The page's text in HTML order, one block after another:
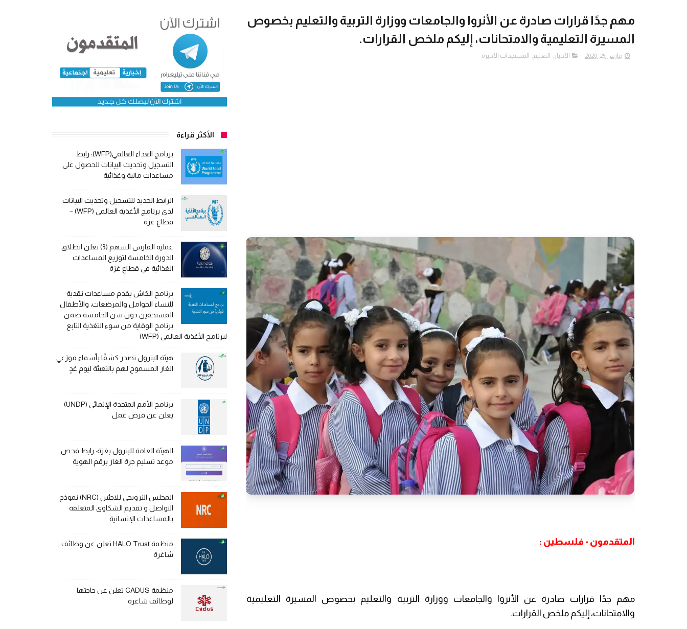
مهم جدًا قرارات صادرة عن الأنروا والجامعات ووزارة التربية والتعليم بخصوص
المسيرة التعليمية والامتحانات، إليكم ملخص القرارات.
مارس 25, 2020 الأخبار , التعليم, المستجدات الأخيرة
المتقدمون - فلسطين :
مهم جدًا قرارات صادرة عن الأنروا والجامعات ووزارة التربية والتعليم بخصوص المسيرة التعليمية
والامتحانات، إليكم ملخص القرارات.
الأكثر قراءة
برنامج الغذاء العالمي(WFP): رابط
التسجيل وتحديث البيانات للحصول على
مساعدات مالية وغذائية
الرابط الجديد للتسجيل وتحديث البيانات
لدى برنامج الأغذية العالمي (WFP) –
قطاع غزة
عملية الفارس الشهم (3) تعلن انطلاق
الدورة الخامسة لتوزيع المساعدات
الغذائية في قطاع غزة
برنامج الكاش يقدم مساعدات نقدية
للنساء الحوامل والمرضعات، والأطفال
المستحقين دون سن الخامسة ضمن
برنامج الوقاية من سوء التغذية التابع
لبرنامج الأغذية العالمي (WFP)
هيئة البترول تصدر كشفًا بأسماء موزعي
الغاز المسموح لهم بالتعبئة ليوم غدٍ
برنامج الأمم المتحدة الإنمائي (UNDP)
يعلن عن فرص عمل
الهيئة العامة للبترول بغزة: رابط فحص
موعد تسليم جرة الغاز برقم الهوية
المجلس النرويجي للاجئين (NRC) نموذج
التواصل و تقديم الشكاوى المتعلقة
بالمساعدات الإنسانية
منظمة HALO Trust تعلن عن وظائف
شاغرة
منظمة CADUS تعلن عن حاجتها
لوظائف شاغرة